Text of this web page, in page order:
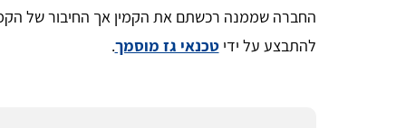
החברה שממנה רכשתם את הקמין אך החיבור של
להתבצע על ידיטכנאי גז מוסמך.